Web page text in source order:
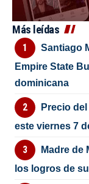
Más leídas
Santiago
Empire State
dominicana
Precio
este viernes 7
Madre de
los logros de